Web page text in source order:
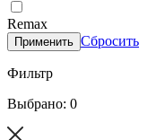
Remax
Применить Сбросить
Фильтр
Выбрано: 0